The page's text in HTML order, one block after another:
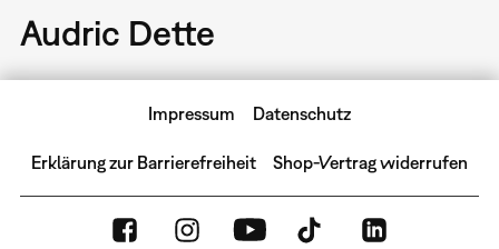
Audric Dette
Impressum Datenschutz
Erklärung zur Barrierefreiheit Shop-Vertrag widerrufen